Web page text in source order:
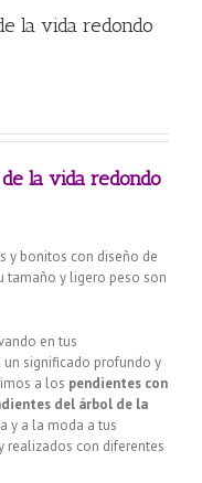
la vida redondo
la vida redondo
y bonitos con diseño de
tamaño y ligero peso son
en tus
significado profundo y
a los pendientes con
del árbol de la
y a la moda a tus
realizados con diferentes